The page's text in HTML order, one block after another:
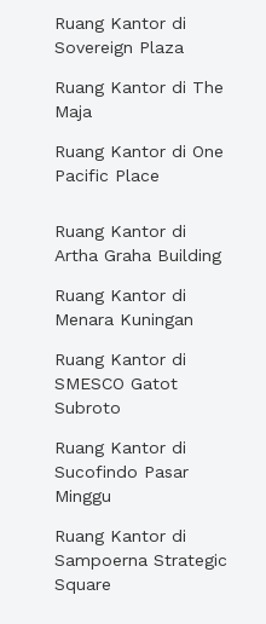
Ruang Kantor di
Sovereign Plaza
Ruang Kantor di The
Maja
Ruang Kantor di One
Pacific Place
Ruang Kantor di
Artha Graha Building
Ruang Kantor di
Menara Kuningan
Ruang Kantor di
SMESCO Gatot
Subroto
Ruang Kantor di
Sucofindo Pasar
Minggu
Ruang Kantor di
Sampoerna Strategic
Square